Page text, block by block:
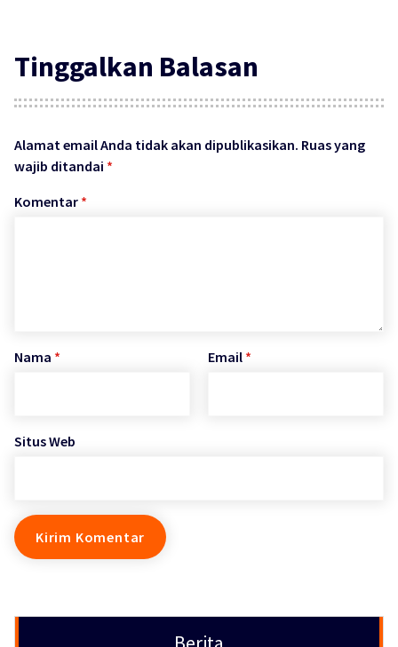
Tinggalkan Balasan
Alamat email Anda tidak akan dipublikasikan. Ruas yang
wajib ditandai *
Komentar *
Nama * Email *
Situs Web